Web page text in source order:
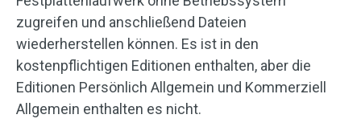
zugreifen und anschließend Dateien
wiederherstellen können. Es ist in den
kostenpflichtigen Editionen enthalten, aber die
Editionen Persönlich Allgemein und Kommerziell
Allgemein enthalten es nicht.